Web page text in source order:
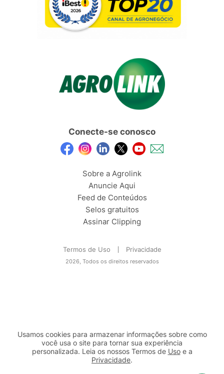
Conecte-se conosco
Sobre a Agrolink
Anuncie Aqui
Feed de Conteúdos
Selos gratuitos
Assinar Clipping
Termos de Uso Privacidade
2026, Todos os direitos reservados
Usamos cookies para armazenar informações sobre como
você usa o site para tornar sua experiência
personalizada. Leia os nossos Termos de Usoe a
Privacidade.